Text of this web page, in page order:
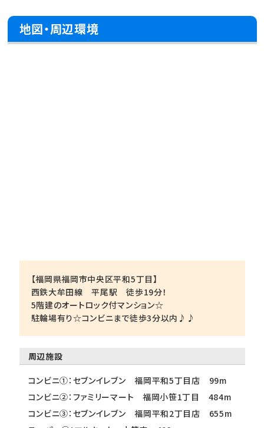
地図・周辺環境
【福岡県福岡市中央区平和5丁目】
西鉄大牟田線 平尾駅 徒歩19分！
5階建のオートロック付マンション☆
駐輪場有り☆コンビニまで徒歩3分以内♪♪
周辺施設
コンビニ①：セブンイレブン 福岡平和5丁目店 99m
コンビニ②：ファミリーマート 福岡小笹1丁目 484m
コンビニ③：セブンイレブン 福岡平和2丁目店 655m